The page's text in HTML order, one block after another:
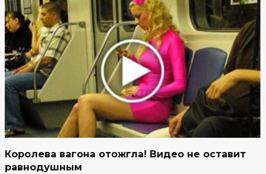
Королева вагона отожгла! Видео не оставит
равнодушным